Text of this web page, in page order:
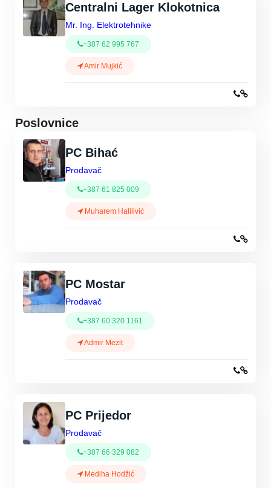
Centralni Lager Klokotnica
Mr. Ing. Elektrotehnike
+387 62 995 767
Amir Mujkić
Poslovnice
PC Bihać
Prodavač
+387 61 825 009
Muharem Halilivić
PC Mostar
Prodavač
+387 60 320 1161
Admir Mezit
PC Prijedor
Prodavač
+387 66 329 082
Mediha Hodžić